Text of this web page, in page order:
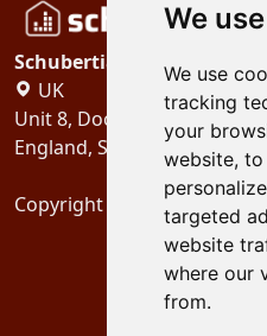
We
We use
tracking
your
website,
targeted
website
where our
from.
Schubertiades, Ltd.
UK
Unit 8, Dock Offices, Surrey
England, SE16 2XU
Copyright 2024